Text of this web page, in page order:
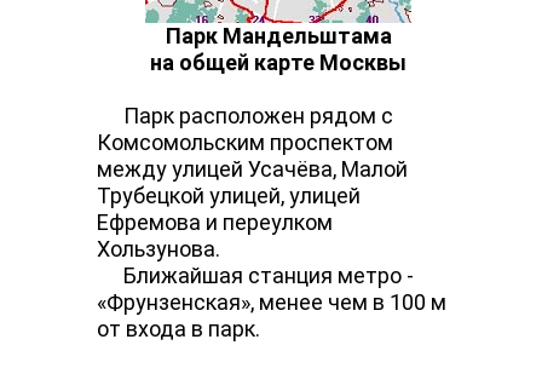
Парк Мандельштама
на общей карте Москвы
Парк расположен рядом с
Комсомольским проспектом
между улицей Усачёва, Малой
Трубецкой улицей, улицей
Ефремова и переулком
Хользунова.
Ближайшая станция метро -
«Фрунзенская», менее чем в 100 м
от входа в парк.